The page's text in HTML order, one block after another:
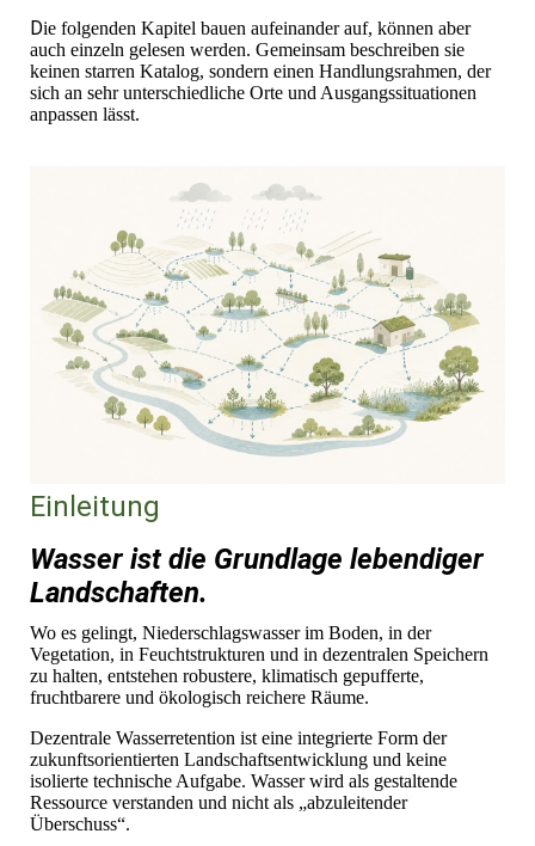
Die folgenden Kapitel bauen aufeinander auf, können aber
auch einzeln gelesen werden. Gemeinsam beschreiben sie
keinen starren Katalog, sondern einen Handlungsrahmen, der
sich an sehr unterschiedliche Orte und Ausgangssituationen
anpassen lässt.
Einleitung
Wasser ist die Grundlage lebendiger
Landschaften.
Wo es gelingt, Niederschlagswasser im Boden, in der
Vegetation, in Feuchtstrukturen und in dezentralen Speichern
zu halten, entstehen robustere, klimatisch gepufferte,
fruchtbarere und ökologisch reichere Räume.
Dezentrale Wasserretention ist eine integrierte Form der
zukunftsorientierten Landschaftsentwicklung und keine
isolierte technische Aufgabe. Wasser wird als gestaltende
Ressource verstanden und nicht als „abzuleitender
Überschuss“.